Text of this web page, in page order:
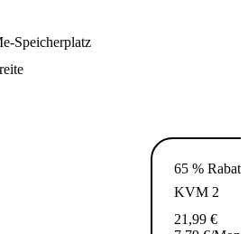
Speicherplatz
65 % Rabatt
KVM 2
21,99 €